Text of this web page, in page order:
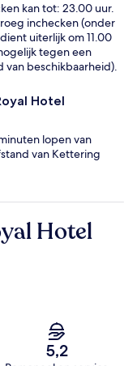
kan tot: 23.00 uur.
inchecken (onder
uiterlijk om 11.00
tegen een
van beschikbaarheid).
Hotel
lopen van
van Kettering
Hotel
5,2